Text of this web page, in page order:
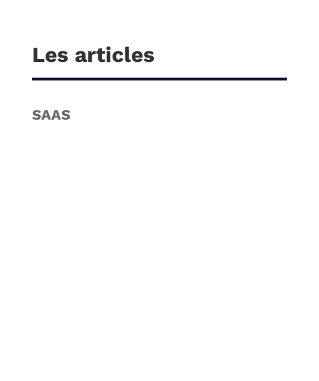
Les articles
SAAS